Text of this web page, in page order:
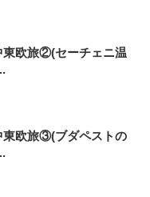
東欧旅②(セーチェニ温
東欧旅③(ブダペストの